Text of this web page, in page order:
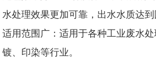
水处理效果更加可靠，出水水质达到
适用范围广：适用于各种工业废水
镀、印染等行业。